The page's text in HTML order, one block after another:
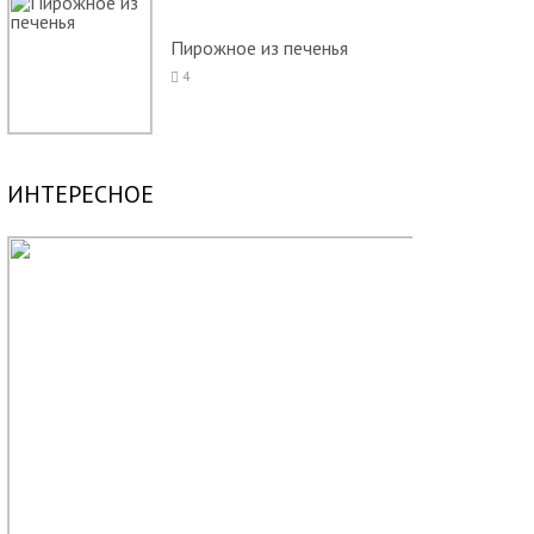
Пирожное из печенья
4
ИНТЕРЕСНОЕ